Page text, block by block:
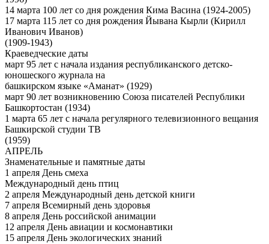
14 марта 100 лет со дня рождения Кима Васина (1924-2005)
17 марта 115 лет со дня рождения Йывана Кырли (Кирилл
Иванович Иванов)
(1909-1943)
Краеведческие даты
март 95 лет с начала издания республиканского детско-
юношеского журнала на
башкирском языке «Аманат» (1929)
март 90 лет возникновению Союза писателей Республики
Башкортостан (1934)
1 марта 65 лет с начала регулярного телевизионного вещания
Башкирской студии ТВ
(1959)
АПРЕЛЬ
Знаменательные и памятные даты
1 апреля День смеха
Международный день птиц
2 апреля Международный день детской книги
7 апреля Всемирный день здоровья
8 апреля День российской анимации
12 апреля День авиации и космонавтики
15 апреля День экологических знаний